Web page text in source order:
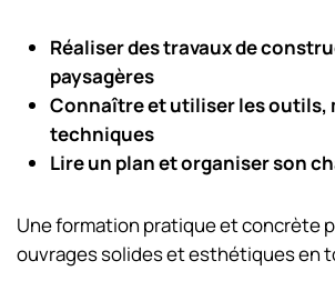
Réaliser des travaux de
paysagères
Connaître et utiliser les outils,
techniques
Lire un plan et organiser son
Une formation pratique et concrète
ouvrages solides et esthétiques en